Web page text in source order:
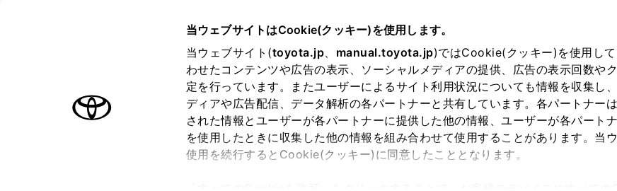
当ウェブサイトはCookie(クッキー)を使用します。
当ウェブサイト(toyota.jp、 manual.toyota.jp)ではCookie(クッキー)を使用し
わせたコンテンツや広告の表示、ソーシャルメディアの提供、広告の表示回数や
定を行っています。またユーザーによるサイト利用状況についても情報を収集し
ディアや広告配信、データ解析の各パートナーと共有しています。各パートナー
された情報とユーザーが各パートナーに提供した他の情報、ユーザーが各パート
を使用したときに収集した他の情報を組み合わせて使用することがあります。当
使用を続行するとCookie(クッキー)に同意したこととなります。
はじめに
安全・安心のために
マルチメディア ETC の利用 道路事業者からのお願い
道路事業者からのお願い
ご利用の条件